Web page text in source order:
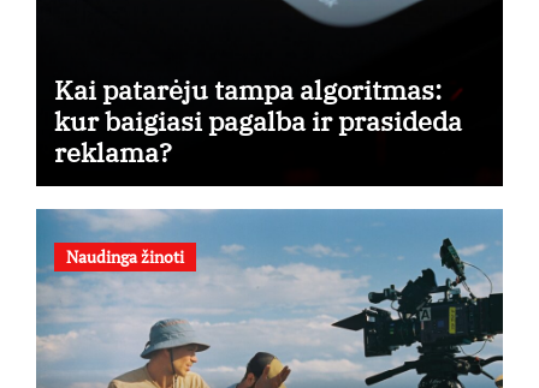
Kai patarėju tampa algoritmas:
kur baigiasi pagalba ir prasideda
reklama?
Naudinga žinoti